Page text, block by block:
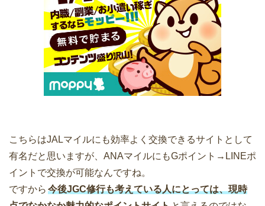
こちらはJALマイルにも効率よく交換できるサイトとして
有名だと思いますが、ANAマイルにもGポイント→LINEポ
イントで交換が可能なんですね。
ですから 今後JGC修行も考えている人にとっては、現時